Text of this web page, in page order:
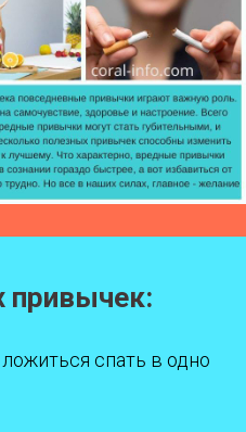
привычек:
спать в одно